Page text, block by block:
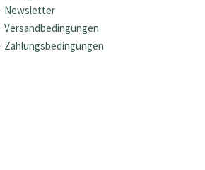
Newsletter
Versandbedingungen
Zahlungsbedingungen